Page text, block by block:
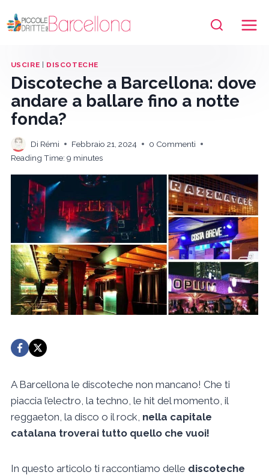
al
USCIRE DISCOTECHE
Discoteche a Barcellona: dove
andare a ballare fino a notte
fonda?
Di Rémi Febbraio 21, 2024
0 Commenti
Reading Time: 9 minutes
A Barcellona le discoteche non mancano! Che ti
piaccia l’electro, la techno, le hit del momento, il
reggaeton, la disco o il rock, nella capitale
catalana troverai tutto quello che vuoi!
In questo articolo ti raccontiamo delle discoteche